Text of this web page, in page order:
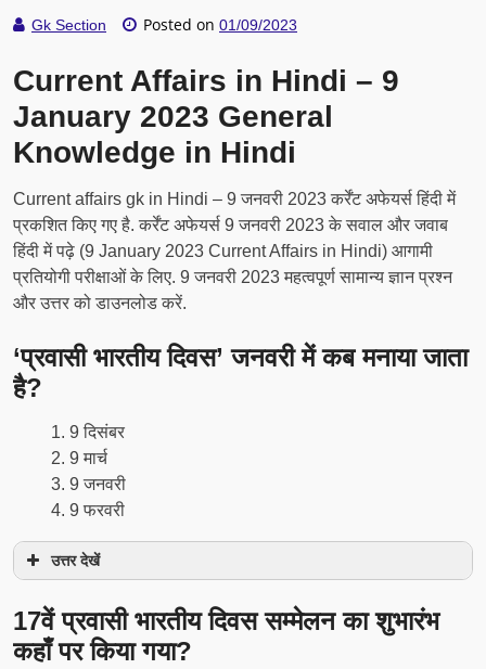
Gk Section Posted on 01/09/2023
Current Affairs in Hindi – 9
January 2023 General
Knowledge in Hindi
Current affairs gk in Hindi – 9 जनवरी 2023 कर्रेंट अफेयर्स हिंदी में
प्रकशित किए गए है. कर्रेंट अफेयर्स 9 जनवरी 2023 के सवाल और जवाब
हिंदी में पढ़े (9 January 2023 Current Affairs in Hindi) आगामी
प्रतियोगी परीक्षाओं के लिए. 9 जनवरी 2023 महत्वपूर्ण सामान्य ज्ञान प्रश्न
और उत्तर को डाउनलोड करें.
‘प्रवासी भारतीय दिवस’ जनवरी में कब मनाया जाता
है?
9 दिसंबर
9 मार्च
9 जनवरी
9 फरवरी
उत्तर देखें
17वें प्रवासी भारतीय दिवस सम्मेलन का शुभारंभ
कहाँ पर किया गया?